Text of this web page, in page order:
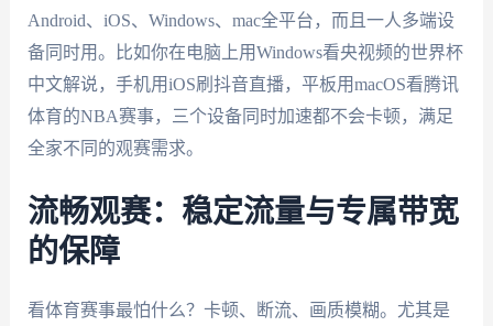
Android、iOS、Windows、mac全平台，而且一人多端设
备同时用。比如你在电脑上用Windows看央视频的世界杯
中文解说，手机用iOS刷抖音直播，平板用macOS看腾讯
体育的NBA赛事，三个设备同时加速都不会卡顿，满足
全家不同的观赛需求。
流畅观赛：稳定流量与专属带宽
的保障
看体育赛事最怕什么？卡顿、断流、画质模糊。尤其是